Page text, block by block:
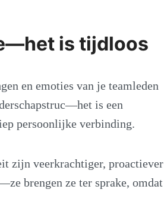
is tijdloos
en emoties van je teamleden
is een
persoonlijke verbinding.
zijn veerkrachtiger, proactiever
brengen ze ter sprake, omdat